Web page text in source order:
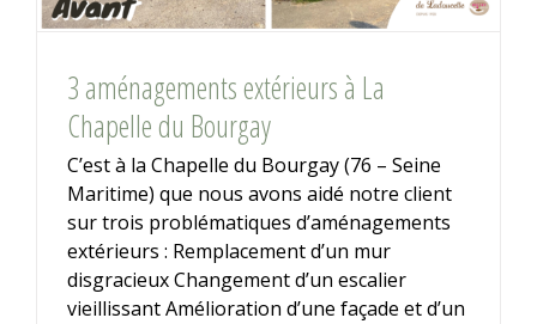
3 aménagements extérieurs à La
Chapelle du Bourgay
C’est à la Chapelle du Bourgay (76 – Seine
Maritime) que nous avons aidé notre client
sur trois problématiques d’aménagements
extérieurs : Remplacement d’un mur
disgracieux Changement d’un escalier
vieillissant Amélioration d’une façade et d’un